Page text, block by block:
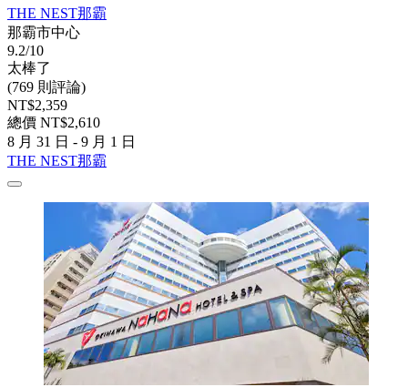
THE NEST那霸
那霸市中心
9.2/10
太棒了
(769 則評論)
NT$2,359
總價 NT$2,610
8 月 31 日 - 9 月 1 日
THE NEST那霸